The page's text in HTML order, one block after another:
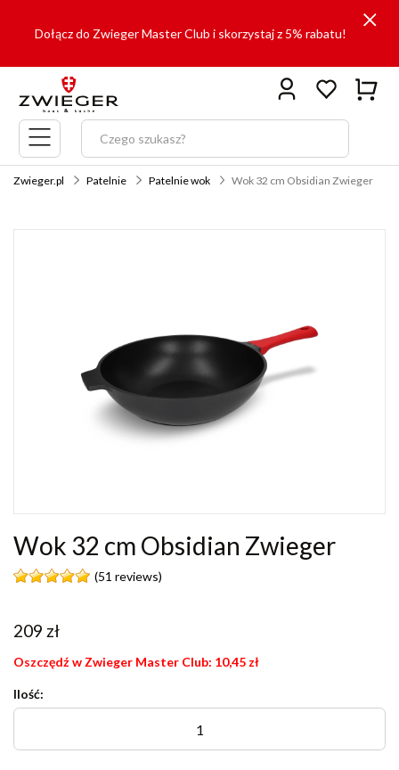
Dołącz do Zwieger Master Club i skorzystaj z 5% rabatu!
Menu
główne
Zwieger.pl Patelnie Patelnie wok Wok 32 cm Obsidian Zwieger
Wok 32 cm Obsidian Zwieger
(51 reviews)
209 zł
Oszczędź w Zwieger Master Club: 10,45 zł
Ilość: